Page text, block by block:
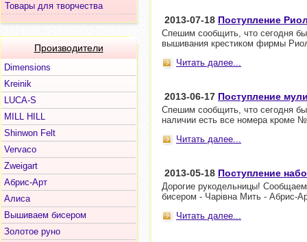
Товары для творчества
Производители
Dimensions
Kreinik
LUCA-S
MILL HILL
Shinwon Felt
Vervaco
Zweigart
Абрис-Арт
Алиса
Вышиваем бисером
Золотое руно
2013-07-18 Поступление
Спешим сообщить, что сегодня
вышивания крестиком фирмы
Читать далее...
2013-06-17 Поступление
Спешим сообщить, что сегодня
наличии есть все номера
Читать далее...
2013-05-18 Поступление
Дорогие рукодельницы!
бисером - Чарiвна Мить - Абрис-
Читать далее...